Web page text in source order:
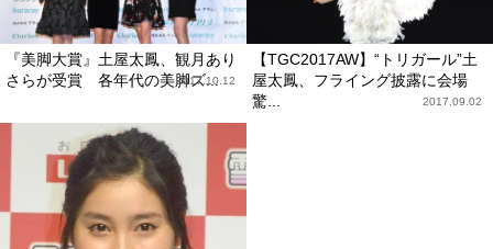
『美脚大賞』土屋太鳳、観月あり
さらが受賞 各年代の美脚ズ...
2017.10.12
【TGC2017AW】“トリガール”土
屋太鳳、フライング披露に会場
驚...
2017.09.02